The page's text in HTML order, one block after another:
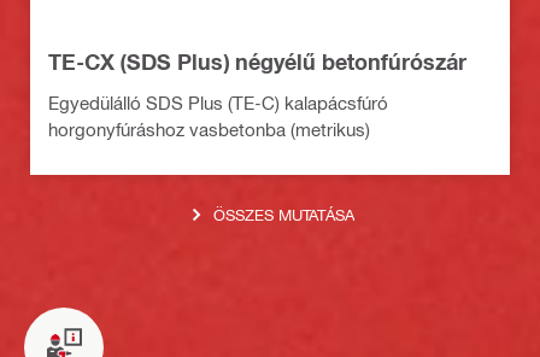
TE-CX (SDS Plus) négyélű betonfúrószár
Egyedülálló SDS Plus (TE-C) kalapácsfúró
horgonyfúráshoz vasbetonba (metrikus)
ÖSSZES MUTATÁSA